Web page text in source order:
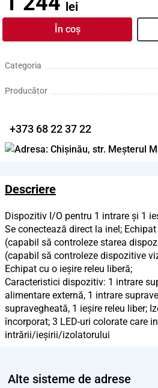
lei
În coș
Categoria
Producător
+373 68 22 37 22
Descriere
Dispozitiv I/O pentru 1 intrare și 1
Se conectează direct la inel;
(capabil să controleze starea
(capabil să controleze dispozitive
Echipat cu o ieșire releu liberă;
Caracteristici dispozitiv: 1 intrare
alimentare externă, 1 intrare
supravegheată, 1 ieșire releu liber;
încorporat; 3 LED-uri colorate care
intrării/ieșirii/izolatorului
Alte sisteme de adrese